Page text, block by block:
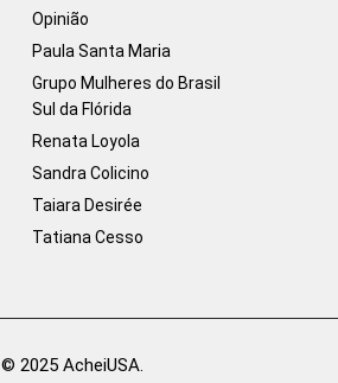
Opinião
Paula Santa Maria
Grupo Mulheres do Brasil
Sul da Flórida
Renata Loyola
Sandra Colicino
Taiara Desirée
Tatiana Cesso
© 2025 AcheiUSA.